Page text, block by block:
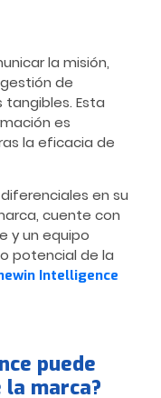
la misión,
de
Esta
es
la eficacia de
en su
cuente con
y un equipo
potencial de la
Intelligence
puede
marca?